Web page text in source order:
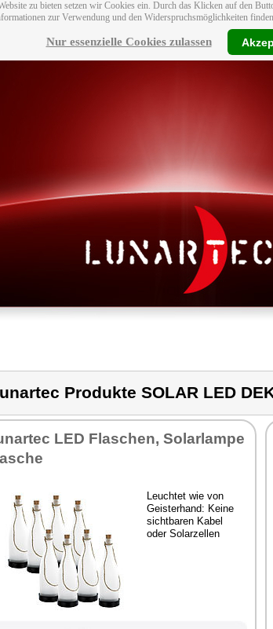
zu bieten setzen wir Cookies ein. Durch das Klicken auf den
zur Verwendung und den Widerspruchsmöglichkeiten
Nur essenzielle Cookies zulassen
Produkte SOLAR LED
LED Fla­schen, So­lar­lam­pe
Leuch­tet wie von
Geis­ter­hand: Kei­ne
sicht­ba­ren Ka­bel
oder So­lar­zel­len